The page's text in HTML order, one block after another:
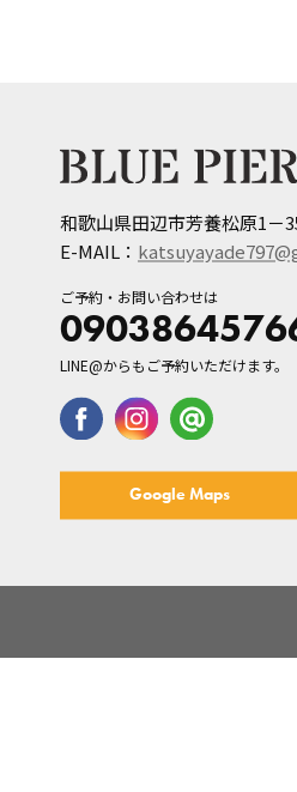
和歌山県田辺市芳養松原1－
E-MAIL：
ご予約・お問い合わせは
LINE@からもご予約いただけます。
Google Maps